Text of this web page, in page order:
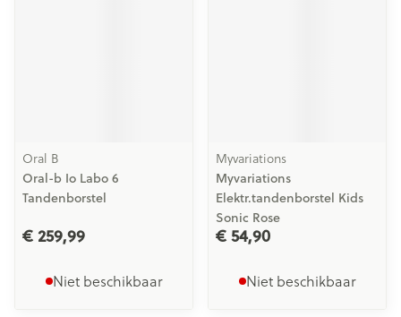
Oral B
Oral-b Io Labo 6
Tandenborstel
€ 259,99
Niet beschikbaar
Myvariations
Myvariations
Elektr.tandenborstel Kids
Sonic Rose
€ 54,90
Niet beschikbaar